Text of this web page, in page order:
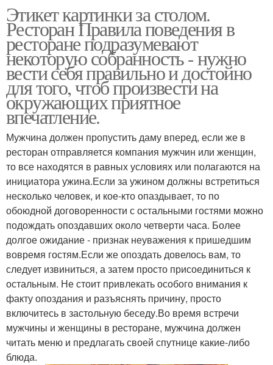
Этикет картинки за столом.
Ресторан Правила поведения в
ресторане подразумевают
некоторую собранность - нужно
вести себя правильно и достойно
для того, чтоб произвести на
окружающих приятное
впечатление.
Мужчина должен пропустить даму вперед, если же в
ресторан отправляется компания мужчин или женщин,
то все находятся в равных условиях или полагаются на
инициатора ужина.Если за ужином должны встретиться
несколько человек, и кое-кто опаздывает, то по
обоюдной договоренности с остальными гостями можно
подождать опоздавших около четверти часа. Более
долгое ожидание - признак неуважения к пришедшим
вовремя гостям.Если же опоздать довелось вам, то
следует извиниться, а затем просто присоединиться к
остальным. Не стоит привлекать особого внимания к
факту опоздания и разъяснять причину, просто
включитесь в застольную беседу.Во время встречи
мужчины и женщины в ресторане, мужчина должен
читать меню и предлагать своей спутнице какие-либо
блюда.